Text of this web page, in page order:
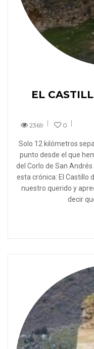
EL
2369 0
Solo 12 kilómetros
punto desde el que
del Corlo de San
esta crónica: El Castillo
nuestro querido y
decir